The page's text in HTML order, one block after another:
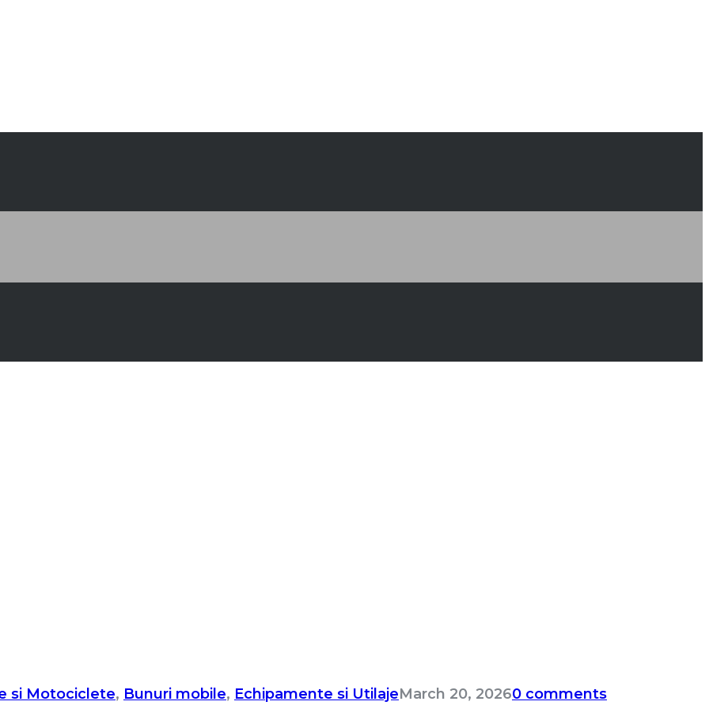
si Motociclete, Bunuri mobile, Echipamente si UtilajeMarch 20, 20260 comments